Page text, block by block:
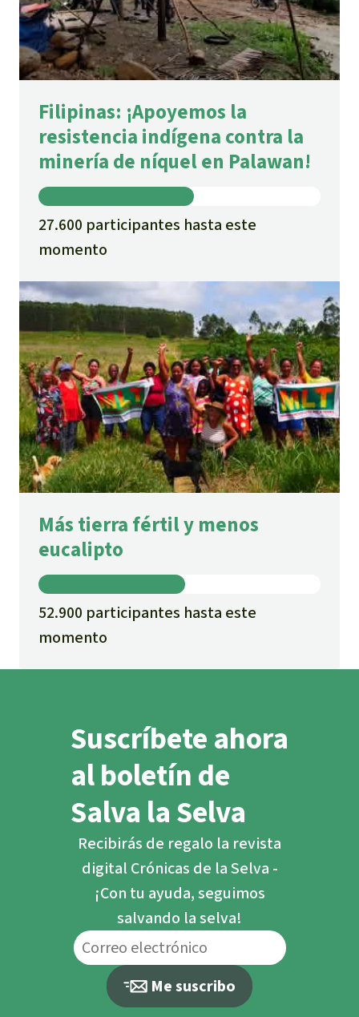
Filipinas: ¡Apoyemos la
resistencia indígena contra la
minería de níquel en Palawan!
27.600 participantes hasta este
momento
Más tierra fértil y menos
eucalipto
52.900 participantes hasta este
momento
Suscríbete ahora
al boletín de
Salva la Selva
Recibirás de regalo la revista
digital Crónicas de la Selva -
¡Con tu ayuda, seguimos
salvando la selva!
Me suscribo